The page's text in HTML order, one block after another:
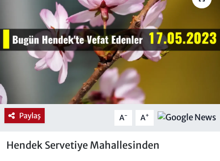
Paylaş A- A+
Hendek Servetiye Mahallesinden